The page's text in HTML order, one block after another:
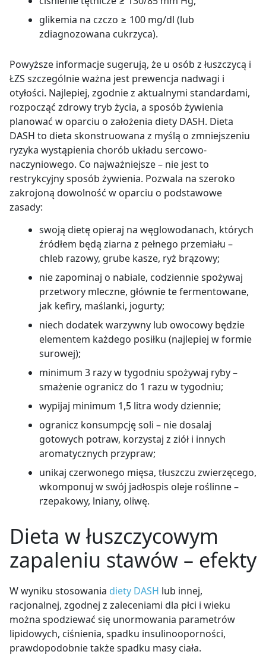
glikemia na czczo ≥ 100 mg/dl (lub
zdiagnozowana cukrzyca).
Powyższe informacje sugerują, że u osób z łuszczycą i
ŁZS szczególnie ważna jest prewencja nadwagi i
otyłości. Najlepiej, zgodnie z aktualnymi standardami,
rozpocząć zdrowy tryb życia, a sposób żywienia
planować w oparciu o założenia diety DASH. Dieta
DASH to dieta skonstruowana z myślą o zmniejszeniu
ryzyka wystąpienia chorób układu sercowo-
naczyniowego. Co najważniejsze – nie jest to
restrykcyjny sposób żywienia. Pozwala na szeroko
zakrojoną dowolność w oparciu o podstawowe
zasady:
swoją dietę opieraj na węglowodanach, których
źródłem będą ziarna z pełnego przemiału –
chleb razowy, grube kasze, ryż brązowy;
nie zapominaj o nabiale, codziennie spożywaj
przetwory mleczne, głównie te fermentowane,
jak kefiry, maślanki, jogurty;
niech dodatek warzywny lub owocowy będzie
elementem każdego posiłku (najlepiej w formie
surowej);
minimum 3 razy w tygodniu spożywaj ryby –
smażenie ogranicz do 1 razu w tygodniu;
wypijaj minimum 1,5 litra wody dziennie;
ogranicz konsumpcję soli – nie dosalaj
gotowych potraw, korzystaj z ziół i innych
aromatycznych przypraw;
unikaj czerwonego mięsa, tłuszczu zwierzęcego,
wkomponuj w swój jadłospis oleje roślinne –
rzepakowy, lniany, oliwę.
Dieta w łuszczycowym
zapaleniu stawów – efekty
W wyniku stosowania diety DASH lub innej,
racjonalnej, zgodnej z zaleceniami dla płci i wieku
można spodziewać się unormowania parametrów
lipidowych, ciśnienia, spadku insulinooporności,
prawdopodobnie także spadku masy ciała.